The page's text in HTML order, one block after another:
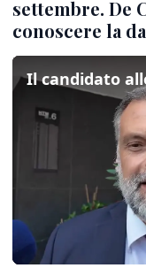
settembre. De
conoscere la